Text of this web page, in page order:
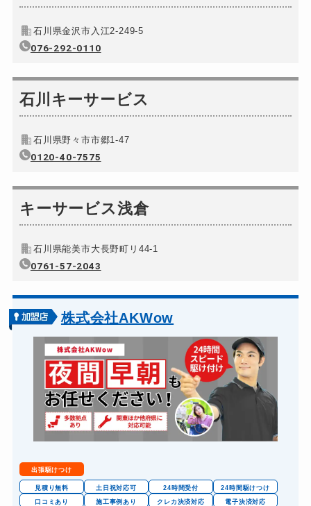
バイクカギ作成
スーツケースカギ開け
金庫カギ開け
金庫カギ修理
金庫カギ交換
ロッカーカギ開け
別途お見積り
ドアノブカギ作成
石川県金沢市入江2-249-5
076-292-0110
石川キーサービス
石川県野々市市郷1-47
0120-40-7575
キーサービス浅倉
石川県能美市大長野町リ44-1
0761-57-2043
株式会社AKWow
出張駆けつけ
見積り無料 土日祝対応可 24時間受付
24時間駆けつけ
口コミあり
施工事例あり クレカ決済対応
電子決済対応